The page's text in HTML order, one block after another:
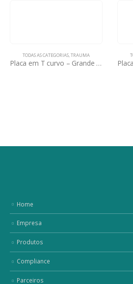
TODAS AS CATEGORIAS,TRAUMA
Placa em T curvo – Grande Fragmentos
Home
Empresa
Produtos
Compliance
Parceiros